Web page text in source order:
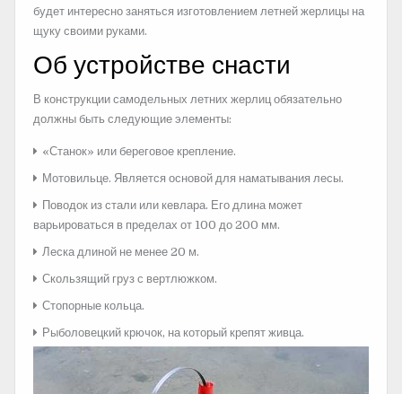
будет интересно заняться изготовлением летней жерлицы на
щуку своими руками.
Об устройстве снасти
В конструкции самодельных летних жерлиц обязательно
должны быть следующие элементы:
«Станок» или береговое крепление.
Мотовильце. Является основой для наматывания лесы.
Поводок из стали или кевлара. Его длина может
варьироваться в пределах от 100 до 200 мм.
Леска длиной не менее 20 м.
Скользящий груз с вертлюжком.
Стопорные кольца.
Рыболовецкий крючок, на который крепят живца.